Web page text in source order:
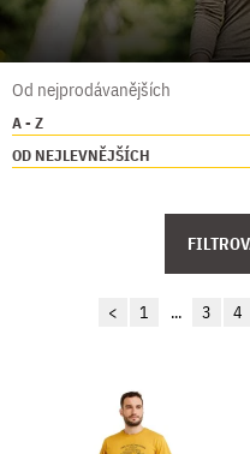
Od nejprodávanějších
A - Z
OD NEJLEVNĚJŠÍCH
< 1 ... 3 4